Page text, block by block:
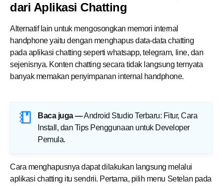
dari Aplikasi Chatting
Alternatif lain untuk mengosongkan memori internal
handphone yaitu dengan menghapus data-data chatting
pada aplikasi chatting seperti whatsapp, telegram, line, dan
sejenisnya. Konten chatting secara tidak langsung ternyata
banyak memakan penyimpanan internal handphone.
Baca juga —Android Studio Terbaru: Fitur, Cara
Install, dan Tips Penggunaan untuk Developer
Pemula.
Cara menghapusnya dapat dilakukan langsung melalui
aplikasi chatting itu sendrii. Pertama, pilih menu Setelan pada